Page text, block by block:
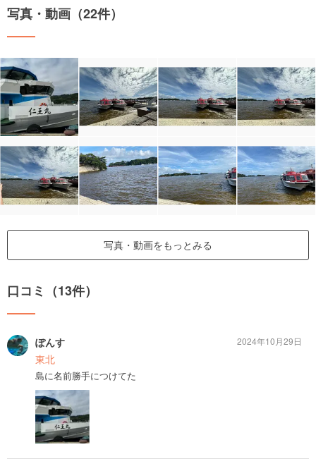
写真・動画（22件）
写真・動画をもっとみる
口コミ（13件）
ぽんす
東北
島に名前勝手につけてた
2024年10月29日